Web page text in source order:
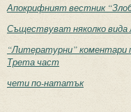
Апокрифният вестник
Съществуват няколко
“Литературни” коментари
Трета част
чети по-нататък